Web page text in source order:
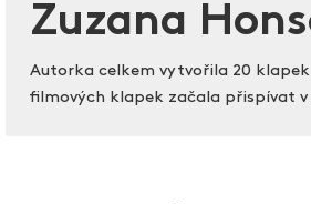
Zuzana
Autorka celkem vytvořila 20
filmových klapek začala přispívat v